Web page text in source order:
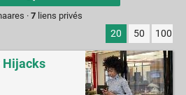
results.
·7 liens privés
20 50 100
Hijacks